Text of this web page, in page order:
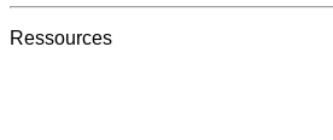
Ressources